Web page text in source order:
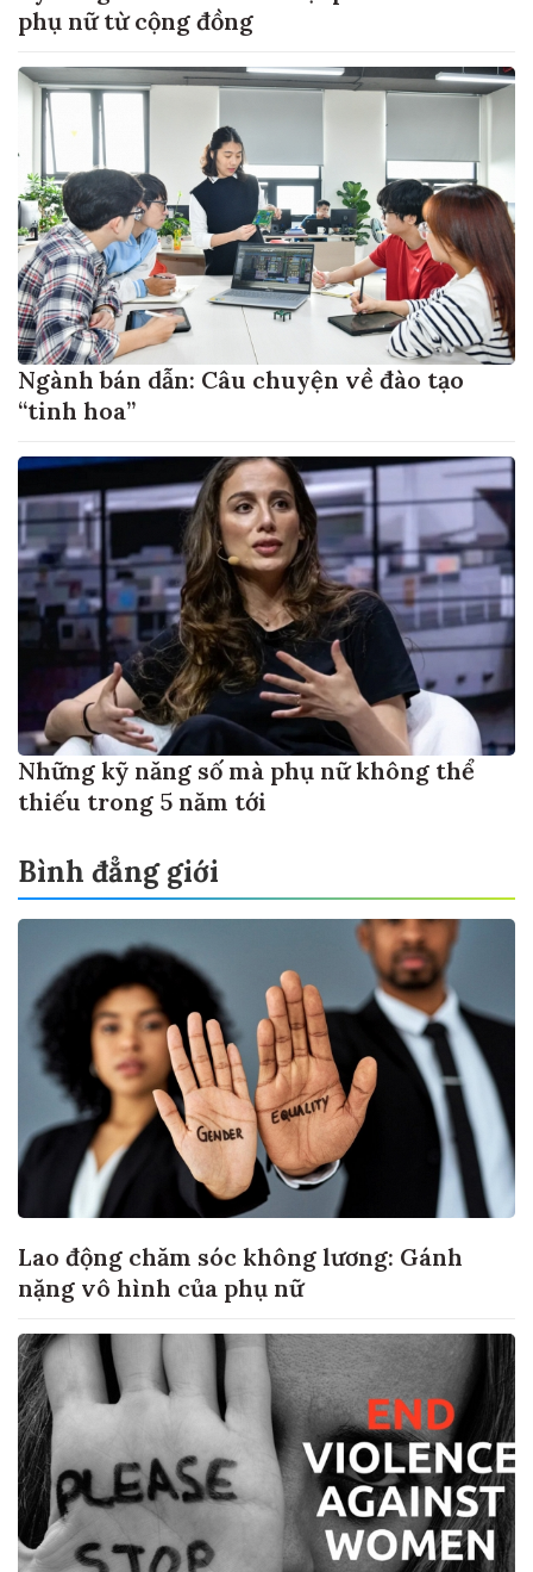
phụ nữ từ cộng đồng
Ngành bán dẫn: Câu chuyện về đào tạo
“tinh hoa”
Những kỹ năng số mà phụ nữ không thể
thiếu trong 5 năm tới
Bình đẳng giới
Lao động chăm sóc không lương: Gánh
nặng vô hình của phụ nữ